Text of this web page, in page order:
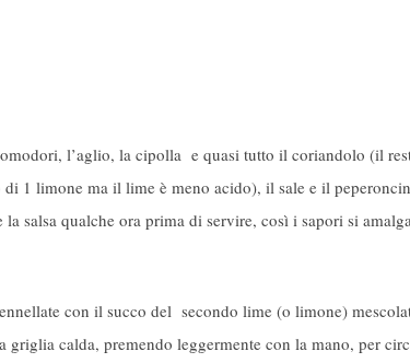
l’aglio, la cipolla e quasi tutto il coriandolo (il
1 limone ma il lime è meno acido), il sale e il
salsa qualche ora prima di servire, così i sapori si
con il succo del secondo lime (o limone)
calda, premendo leggermente con la mano, per